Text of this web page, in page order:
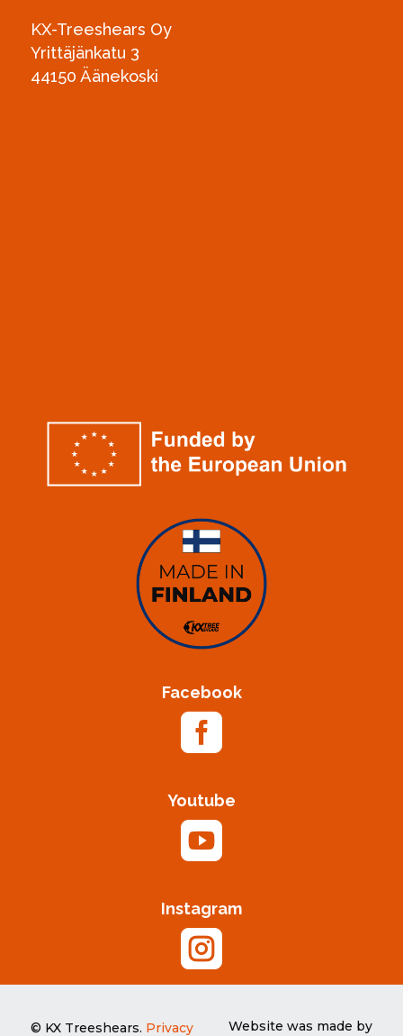
KX-Treeshears Oy
Yrittäjänkatu 3
44150 Äänekoski
Facebook

Youtube

Instagram

© KX Treeshears. Privacy Website was made by